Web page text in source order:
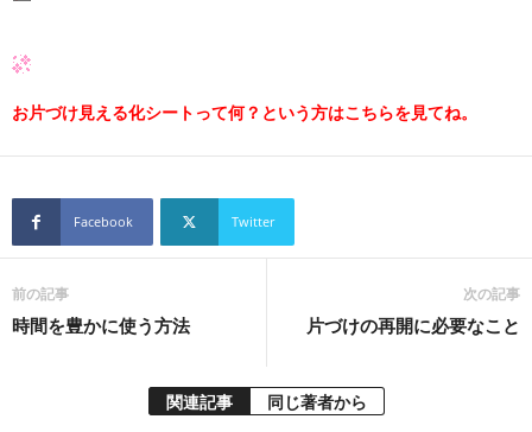
お片づけ見える化シートって何？という方はこちらを見てね。
Facebook Twitter
前の記事
時間を豊かに使う方法
次の記事
片づけの再開に必要なこと
関連記事 同じ著者から